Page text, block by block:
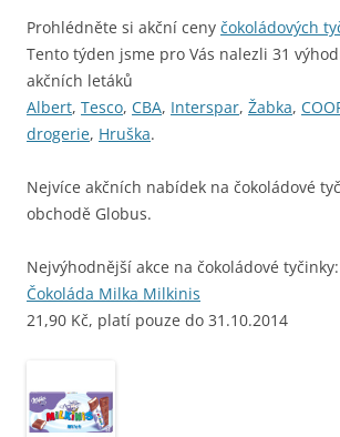
Prohlédněte si akční ceny čokoládových
Tento týden jsme pro Vás nalezli 31
akčních letáků
Albert, Tesco, CBA, Interspar, Žabka,
drogerie, Hruška.
Nejvíce akčních nabídek na čokoládové
obchodě Globus.
Nejvýhodnější akce na čokoládové tyčinky:
Čokoláda Milka Milkinis
21,90 Kč, platí pouze do 31.10.2014